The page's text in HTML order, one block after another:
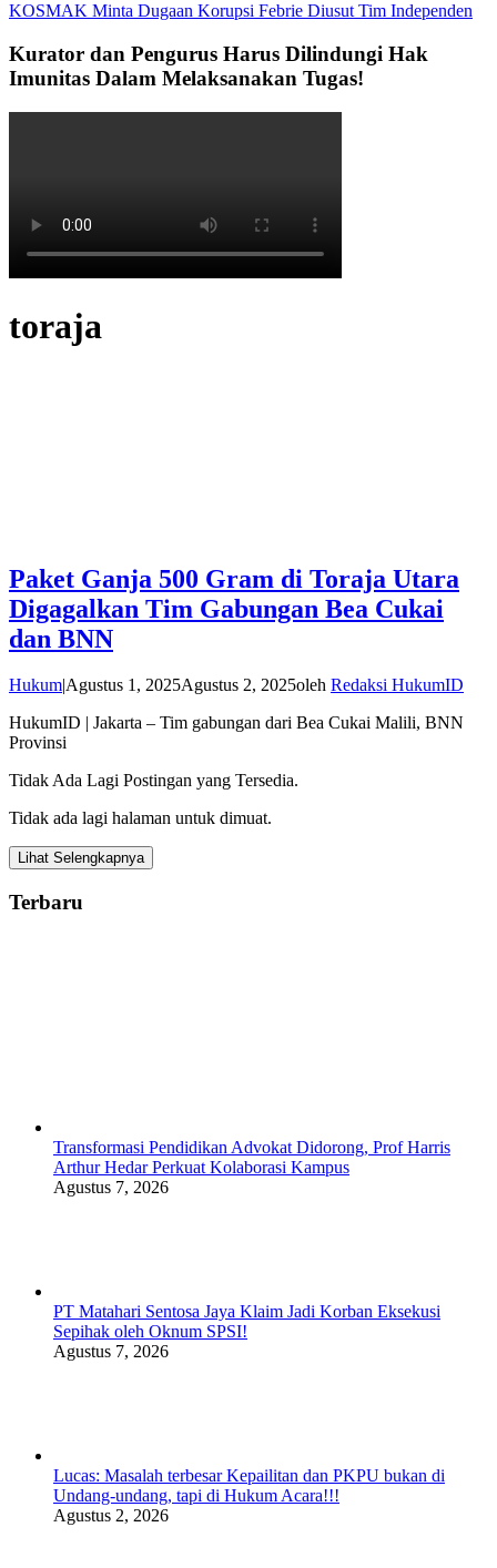
KOSMAK Minta Dugaan Korupsi Febrie Diusut Tim Independen
Kurator dan Pengurus Harus Dilindungi Hak
Imunitas Dalam Melaksanakan Tugas!
toraja
Paket Ganja 500 Gram di Toraja Utara
Digagalkan Tim Gabungan Bea Cukai
dan BNN
HukumAgustus 1, 2025Agustus 2, 2025oleh Redaksi HukumID
HukumID | Jakarta – Tim gabungan dari Bea Cukai Malili, BNN
Provinsi
Tidak Ada Lagi Postingan yang Tersedia.
Tidak ada lagi halaman untuk dimuat.
Lihat Selengkapnya
Terbaru
Transformasi Pendidikan Advokat Didorong, Prof Harris
Arthur Hedar Perkuat Kolaborasi Kampus
Agustus 7, 2026
PT Matahari Sentosa Jaya Klaim Jadi Korban Eksekusi
Sepihak oleh Oknum SPSI!
Agustus 7, 2026
Lucas: Masalah terbesar Kepailitan dan PKPU bukan di
Undang-undang, tapi di Hukum Acara!!!
Agustus 2, 2026